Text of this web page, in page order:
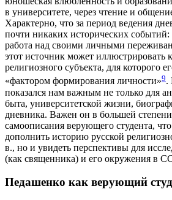
в университете, через чтение и
Характерно, что за период ведения
почти никаких исторических
работа над своими личными
этот источник может иллюстрировать
религиозного субъекта, для которого
«фактором формирования личности»9.
показался нам важным не только для
быта, университетской жизни,
дневника. Важен он в большей
самоописания верующего студента,
дополнить историю русской
в., но и увидеть перспективы для
(как священника) и его окружения в
Педашенко как верующий